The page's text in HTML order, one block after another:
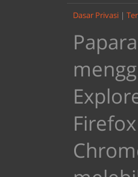
Dasar Privasi|